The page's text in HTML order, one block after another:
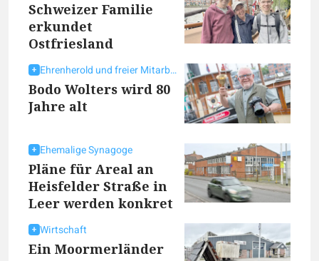
Schweizer Familie
erkundet
Ostfriesland
Ehrenherold und freier Mitarbeiter
Bodo Wolters wird 80
Jahre alt
Ehemalige Synagoge
Pläne für Areal an
Heisfelder Straße in
Leer werden konkret
Wirtschaft
Ein Moormerländer